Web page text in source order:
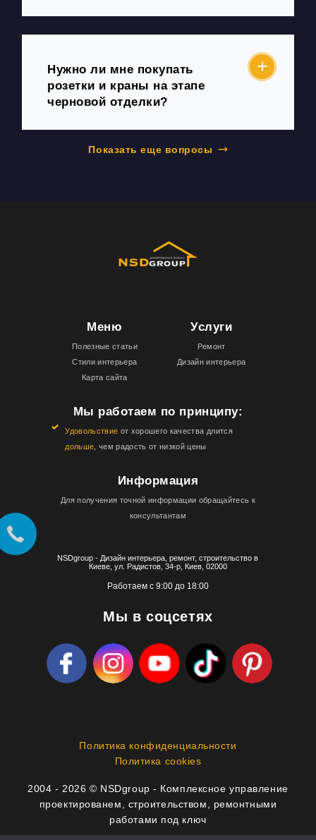
Нужно ли мне покупать
розетки и краны на этапе
черновой отделки?
Показать еще вопросы
NSDgroup - Дизайн интерьера, ремонт, строительство в
Киеве, ул. Радистов, 34-р, Киев, 02000
Работаем с 9:00 до 18:00
Мы в соцсетях
Меню
Полезные статьи
Стили интерьера
Карта сайта
Услуги
Ремонт
Дизайн интерьера
Мы работаем по принципу:
Удовольствие от хорошего качества длится
дольше , чем радость от низкой цены
Информация
Для получения точной информации обращайтесь к
консультантам
Политика конфиденциальности
Политика cookies
2004 - 2026 © NSDgroup - Комплексное управление
проектированем, строительством, ремонтными
работами под ключ